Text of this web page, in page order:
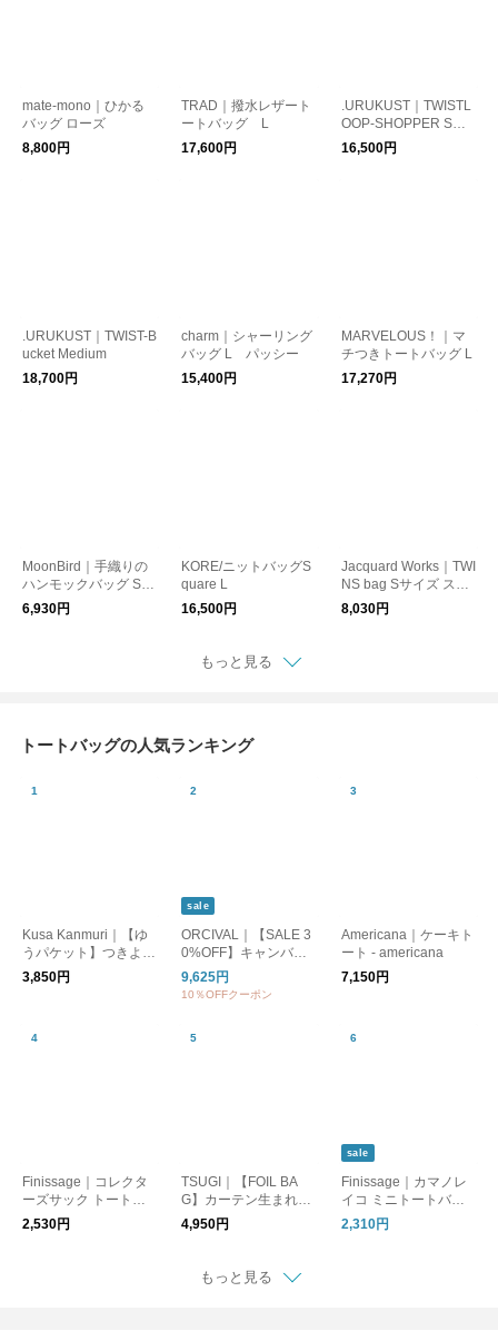
mate-mono｜ひかる
バッグ ローズ
8,800円
TRAD｜撥水レザート
ートバッグ L
17,600円
.URUKUST｜TWISTL
OOP-SHOPPER Smal
l16,500円
.URUKUST｜TWIST-B
ucket Medium
18,700円
charm｜シャーリング
バッグ L パッシー
15,400円
MARVELOUS！｜マ
チつきトートバッグ L
17,270円
MoonBird｜手織りの
ハンモックバッグ Sサ
イズ
6,930円
KORE/ニットバッグS
quare L
16,500円
Jacquard Works｜TWI
NS bag Sサイズ スタ
イルストア限定色
8,030円
もっと見る
トートバッグの人気ランキング
Kusa Kanmuri｜【ゆ
うパケット】つきよの
うさぎ ばっぐ トー
トバッグ うさぎ エ
3,850円
sale
ORCIVAL｜【SALE 3
0%OFF】キャンバス
トートバッグM or-h02
84kwc
9,625円
10％OFFクーポン
Americana｜ケーキト
ート - americana
7,150円
Finissage｜コレクタ
ーズサック トートバ
ッグ [ゆうパケット対
応] ギフト
2,530円
TSUGI｜【FOIL BA
G】カーテン生まれの
シルバー トートバッ
グ（SHIWA/FLAT）
4,950円
sale
Finissage｜カマノレ
イコ ミニトートバッ
グ
2,310円
もっと見る